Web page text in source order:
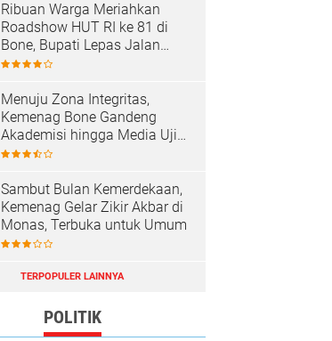
Ribuan Warga Meriahkan
Roadshow HUT RI ke 81 di
Bone, Bupati Lepas Jalan
Santai
Menuju Zona Integritas,
Kemenag Bone Gandeng
Akademisi hingga Media Uji
Standar Pelayanan
Sambut Bulan Kemerdekaan,
Kemenag Gelar Zikir Akbar di
Monas, Terbuka untuk Umum
TERPOPULER LAINNYA
POLITIK